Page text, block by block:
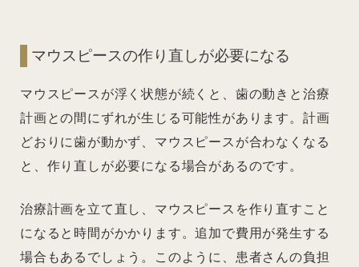
マウスピースの作り直しが必要になる
マウスピースが浮く状態が続くと、歯の動きと治療
計画との間にずれが生じる可能性があります。計画
どおりに歯が動かず、マウスピースが合わなくなる
と、作り直しが必要になる場合があるのです。
治療計画を立て直し、マウスピースを作り直すこと
になると時間がかかります。追加で費用が発生する
場合もあるでしょう。このように、患者さんの負担